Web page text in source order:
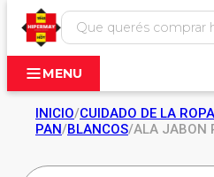
MENU
INICIO/CUIDADO DE LA ROPA
PAN/BLANCOS/ALA JABON